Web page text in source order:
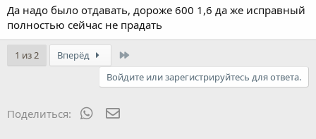
Да надо было отдавать, дороже 600 1,6 да же исправный
полностью сейчас не прадать
1 из 2 Вперёд
Войдите или зарегистрируйтесь для ответа.
Поделиться: WhatsApp